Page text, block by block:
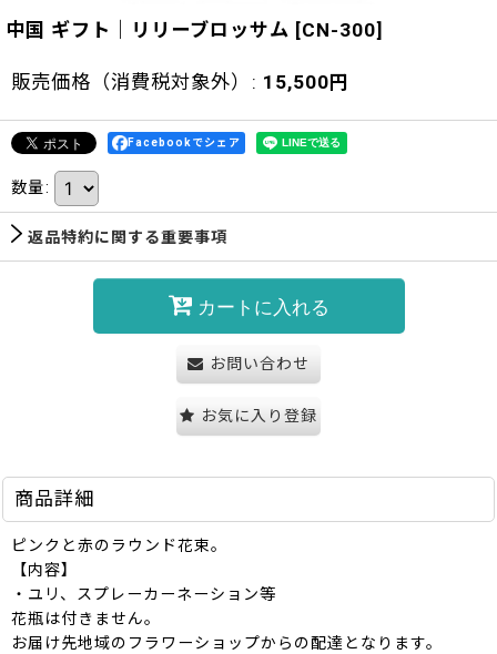
中国 ギフト｜リリーブロッサム [CN-300]
販売価格（消費税対象外） : 15,500 円
Facebookでシェア
数量:
返品特約に関する重要事項
カートに入れる
お問い合わせ
お気に入り登録
商品詳細
ピンクと赤のラウンド花束。
【内容】
・ユリ、スプレーカーネーション等
花瓶は付きません。
お届け先地域のフラワーショップからの配達となります。